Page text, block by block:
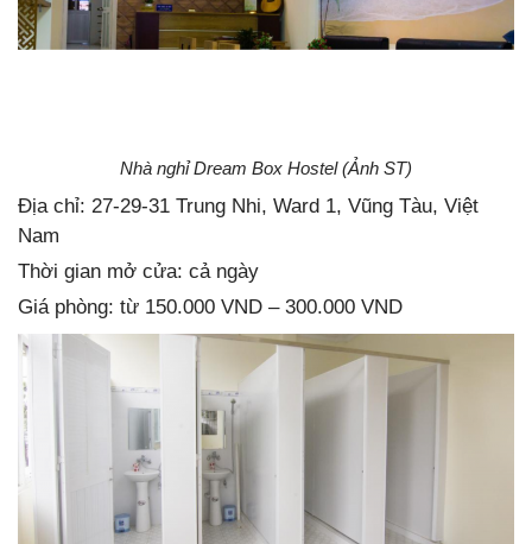
Nhà nghỉ Dream Box Hostel (Ảnh ST)
Địa chỉ: 27-29-31 Trung Nhi, Ward 1, Vũng Tàu, Việt
Nam
Thời gian mở cửa: cả ngày
Giá phòng: từ 150.000 VND – 300.000 VND